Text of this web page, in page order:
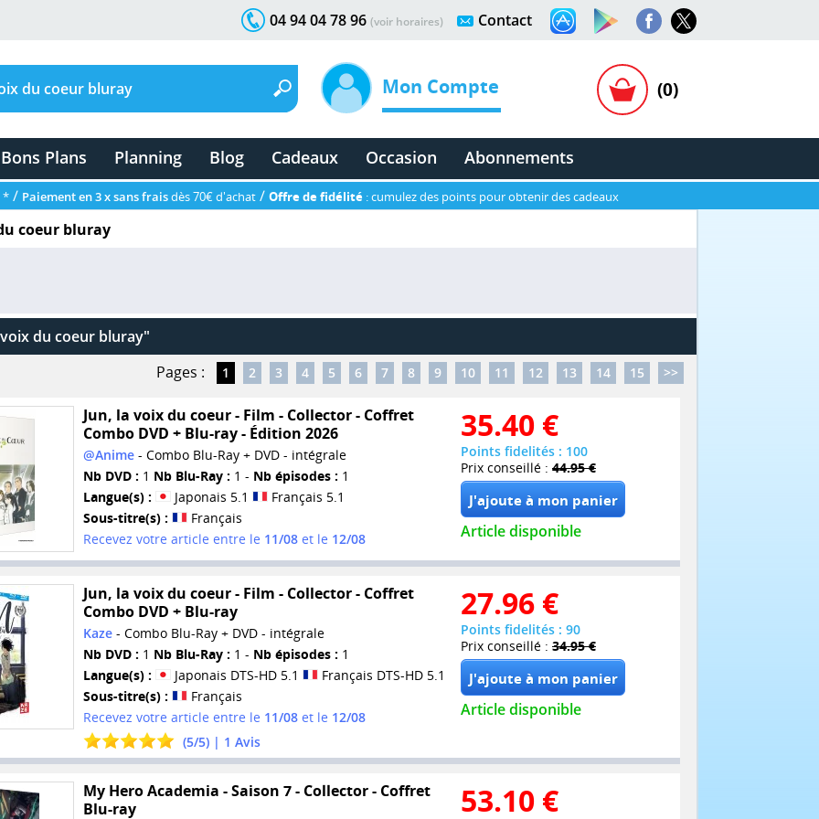
Contact
04 94 04 78 96 (voir horaires)
Mon Compte (0)
Bons Plans Planning Blog Cadeaux Occasion Abonnements
* / Paiement en 3 x sans fraisdès 70€ d'achat / Offre de fidélité : cumulez des points pour obtenir des cadeaux
coeur bluray
du coeur bluray"
Pages :
1 2 3 4 5 6 7 8 9 10 11 12 13 14 15 >>
Jun, la voix du coeur - Film - Collector - Coffret
Combo DVD + Blu-ray - Édition 2026
@Anime- Combo Blu-Ray + DVD - intégrale
Nb DVD : 1 Nb Blu-Ray : 1 - Nb épisodes : 1
Langue(s) :
Japonais 5.1
Français 5.1
Sous-titre(s) :
Français
Recevez votre article entre le 11/08et le 12/08
35.40 €
Points fidelités : 100
Prix conseillé : 44.95 €
Article disponible
Jun, la voix du coeur - Film - Collector - Coffret
Combo DVD + Blu-ray
Kaze- Combo Blu-Ray + DVD - intégrale
Nb DVD : 1 Nb Blu-Ray : 1 - Nb épisodes : 1
Langue(s) :
Japonais DTS-HD 5.1
Français DTS-HD 5.1
Sous-titre(s) :
Français
Recevez votre article entre le 11/08et le 12/08
(5/5) | 1 Avis
27.96 €
Points fidelités : 90
Prix conseillé : 34.95 €
Article disponible
My Hero Academia - Saison 7 - Collector - Coffret
Blu-ray
53.10 €